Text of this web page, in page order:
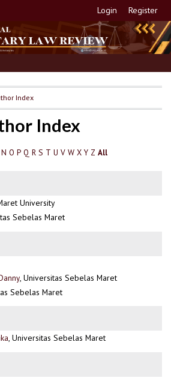
Login Register
Index
Index
N O P Q R S T U V W X Y Z All
University
Sebelas Maret
, Universitas Sebelas Maret
Sebelas Maret
, Universitas Sebelas Maret